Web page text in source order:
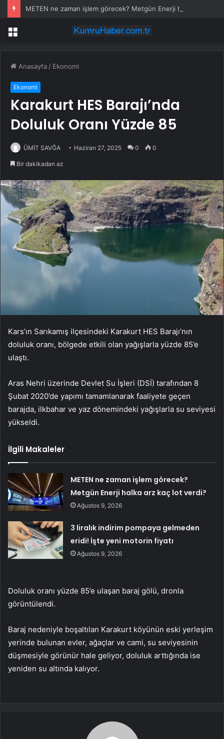
Menü
Anasayfa / Ekonomi
Ekonomi
Karakurt HES Barajı’nda
Doluluk Oranı Yüzde 85
ÜMİT SAVĞA Haziran 27, 2025 0 0
Bir dakikadan az
Kars’ın Sarıkamış ilçesindeki Karakurt HES Barajı’nın
doluluk oranı, bölgede etkili olan yağışlarla yüzde 85’e
ulaştı.
Aras Nehri üzerinde Devlet Su İşleri (DSİ) tarafından 8
Şubat 2020’de yapımı tamamlanarak faaliyete geçen
barajda, ilkbahar ve yaz dönemindeki yağışlarla su seviyesi
yükseldi.
İlgili Makaleler
METEN ne zaman işlem görecek?
Metgün Enerji halka arz kaç lot verdi?
Ağustos 9, 2026
3 liralık indirim pompaya gelmeden
eridi! İşte yeni motorin fiyatı
Ağustos 9, 2026
Doluluk oranı yüzde 85’e ulaşan baraj gölü, dronla
görüntülendi.
Baraj nedeniyle boşaltılan Karakurt köyünün eski yerleşim
yerinde bulunan evler, ağaçlar ve cami, su seviyesinin
düşmesiyle görünür hale geliyor, doluluk arttığında ise
yeniden su altında kalıyor.